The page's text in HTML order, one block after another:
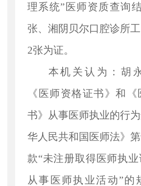
理系统”医师资质查询
张、湘阴贝尔口腔诊所
2张为证。
本机关认为：胡
《医师资格证书》和
书》从事医师执业的行
华人民共和国医师法》
款“未注册取得医师执
从事医师执业活动”的